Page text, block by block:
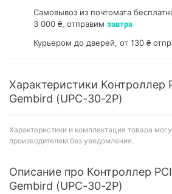
Самовывоз из почтомата
3 000 ₴, отправим завтра
Курьером до дверей, от 130 ₴
Характеристики Контроллер
Gembird (UPC-30-2P)
Характеристики и комплектация товара
производителем без уведомления.
Описание про Контроллер
Gembird (UPC-30-2P)